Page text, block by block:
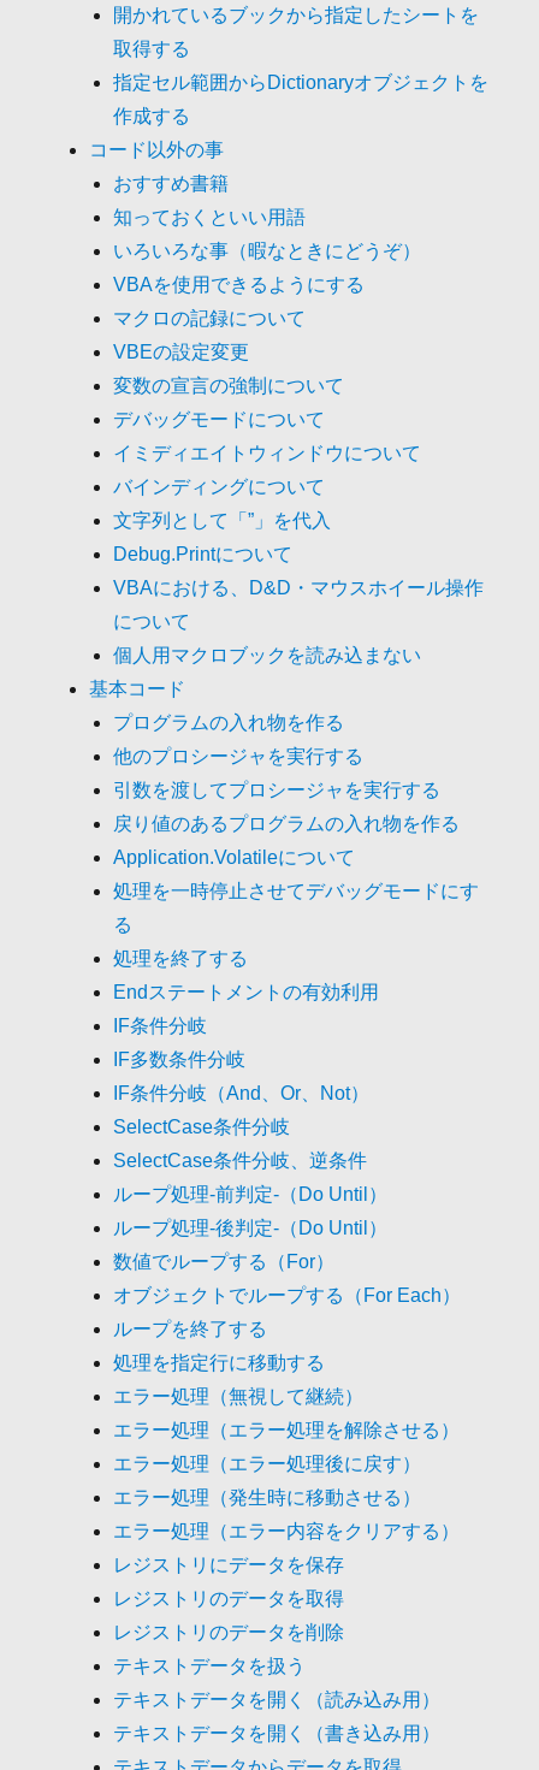
開かれているブックから指定したシートを
取得する
指定セル範囲からDictionaryオブジェクトを
作成する
コード以外の事
おすすめ書籍
知っておくといい用語
いろいろな事（暇なときにどうぞ）
VBAを使用できるようにする
マクロの記録について
VBEの設定変更
変数の宣言の強制について
デバッグモードについて
イミディエイトウィンドウについて
バインディングについて
文字列として「”」を代入
Debug.Printについて
VBAにおける、D&D・マウスホイール操作
について
個人用マクロブックを読み込まない
基本コード
プログラムの入れ物を作る
他のプロシージャを実行する
引数を渡してプロシージャを実行する
戻り値のあるプログラムの入れ物を作る
Application.Volatileについて
処理を一時停止させてデバッグモードにす
る
処理を終了する
Endステートメントの有効利用
IF条件分岐
IF多数条件分岐
IF条件分岐（And、Or、Not）
SelectCase条件分岐
SelectCase条件分岐、逆条件
ループ処理-前判定-（Do Until）
ループ処理-後判定-（Do Until）
数値でループする（For）
オブジェクトでループする（For Each）
ループを終了する
処理を指定行に移動する
エラー処理（無視して継続）
エラー処理（エラー処理を解除させる）
エラー処理（エラー処理後に戻す）
エラー処理（発生時に移動させる）
エラー処理（エラー内容をクリアする）
レジストリにデータを保存
レジストリのデータを取得
レジストリのデータを削除
テキストデータを扱う
テキストデータを開く（読み込み用）
テキストデータを開く（書き込み用）